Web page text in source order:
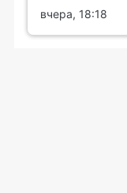
вчера, 18:18